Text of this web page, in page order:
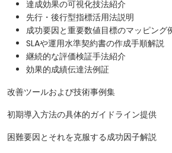
達成効果の可視化技法紹介
先行・後行型指標活用法説明
成功要因と重要数値目標のマッピング
SLAや運用水準契約書の作成手順解説
継続的な評価検証手法紹介
効果的成績伝達法例証
改善ツールおよび技術事例集
初期導入方法の具体的ガイドライン提供
困難要因とそれを克服する成功因子解説